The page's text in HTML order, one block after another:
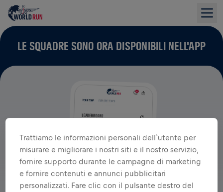
LE SQUADRE SONO ORA DISPONIBILI NELL'APP
Trattiamo le informazioni personali dell`utente per
misurare e migliorare i nostri siti e il nostro servizio,
fornire supporto durante le campagne di marketing
e fornire contenuti e annunci pubblicitari
personalizzati. Fare clic con il pulsante destro del